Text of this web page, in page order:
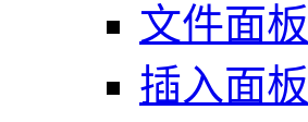
文件面板
插入面板